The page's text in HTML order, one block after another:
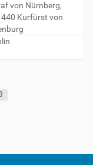
von Nürnberg,
Kurfürst von